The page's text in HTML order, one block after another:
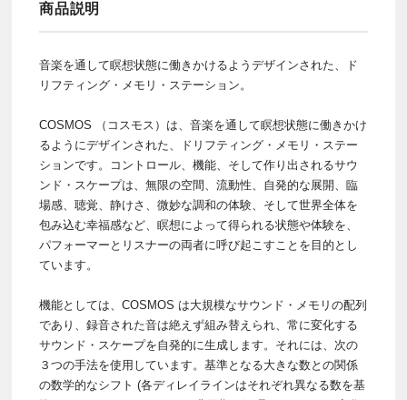
商品説明
音楽を通して瞑想状態に働きかけるようデザインされた、ド
リフティング・メモリ・ステーション。
COSMOS （コスモス）は、音楽を通して瞑想状態に働きかけ
るようにデザインされた、ドリフティング・メモリ・ステー
ションです。コントロール、機能、そして作り出されるサウ
ンド・スケープは、無限の空間、流動性、自発的な展開、臨
場感、聴覚、静けさ、微妙な調和の体験、そして世界全体を
包み込む幸福感など、瞑想によって得られる状態や体験を、
パフォーマーとリスナーの両者に呼び起こすことを目的とし
ています。
機能としては、COSMOS は大規模なサウンド・メモリの配列
であり、録音された音は絶えず組み替えられ、常に変化する
サウンド・スケープを自発的に生成します。それには、次の
３つの手法を使用しています。基準となる大きな数との関係
の数学的なシフト (各ディレイラインはそれぞれ異なる数を基